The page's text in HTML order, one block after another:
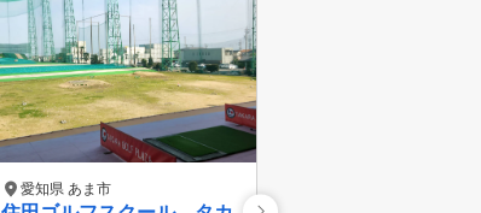
愛知県 あま市